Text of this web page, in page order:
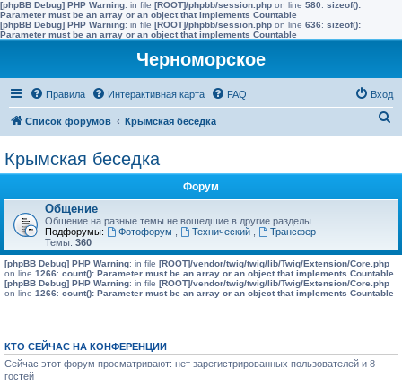
[phpBB Debug] PHP Warning: in file [ROOT]/phpbb/session.php on line 580: sizeof():
Parameter must be an array or an object that implements Countable
[phpBB Debug] PHP Warning: in file [ROOT]/phpbb/session.php on line 636: sizeof():
Parameter must be an array or an object that implements Countable
Черноморское
Правила Интерактивная карта FAQ Вход
Список форумов Крымская беседка
Крымская беседка
Форум
Общение
Общение на разные темы не вошедшие в другие разделы.
Подфорумы:
Фотофорум Технический
Трансфер
Темы: 360
[phpBB Debug] PHP Warning: in file [ROOT]/vendor/twig/twig/lib/Twig/Extension/Core.php
on line 1266: count(): Parameter must be an array or an object that implements Countable
[phpBB Debug] PHP Warning: in file [ROOT]/vendor/twig/twig/lib/Twig/Extension/Core.php
on line 1266: count(): Parameter must be an array or an object that implements Countable
КТО СЕЙЧАС НА КОНФЕРЕНЦИИ
Сейчас этот форум просматривают: нет зарегистрированных пользователей и 8
гостей